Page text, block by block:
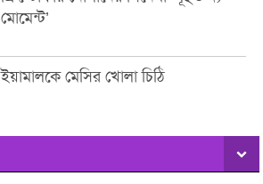
মোমেন্ট’
ইয়ামালকে মেসির খোলা চিঠি